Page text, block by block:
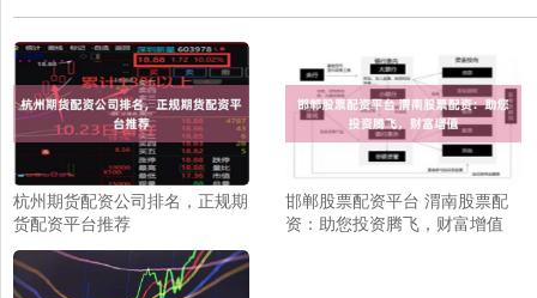
杭州期货配资公司排名，正规期
货配资平台推荐
邯郸股票配资平台 渭南股票配
资：助您投资腾飞，财富增值